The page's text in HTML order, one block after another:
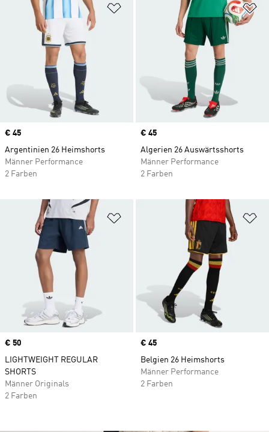
Zur Wunschliste hinzufügen
Price
€ 45
Argentinien 26 Heimshorts
Männer Performance
2 Farben
Price
€ 45
Algerien 26 Auswärtsshorts
Männer Performance
2 Farben
Zur Wunschliste hinzufügen
Price
€ 50
LIGHTWEIGHT REGULAR
SHORTS
Männer Originals
2 Farben
Price
€ 45
Belgien 26 Heimshorts
Männer Performance
2 Farben